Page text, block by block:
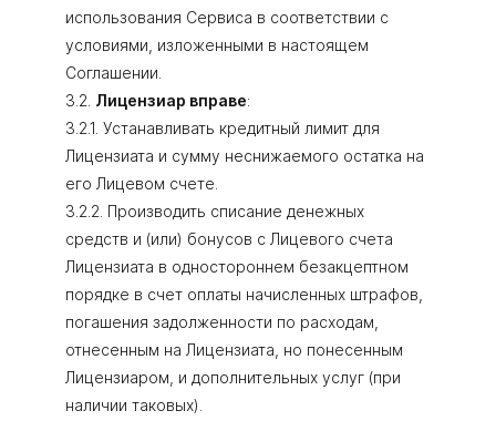
использования Сервиса в соответствии с
условиями, изложенными в настоящем
Соглашении.
3.2. Лицензиар вправе:
3.2.1. Устанавливать кредитный лимит для
Лицензиата и сумму неснижаемого остатка на
его Лицевом счете.
3.2.2. Производить списание денежных
средств и (или) бонусов с Лицевого счета
Лицензиата в одностороннем безакцептном
порядке в счет оплаты начисленных штрафов,
погашения задолженности по расходам,
отнесенным на Лицензиата, но понесенным
Лицензиаром, и дополнительных услуг (при
наличии таковых).